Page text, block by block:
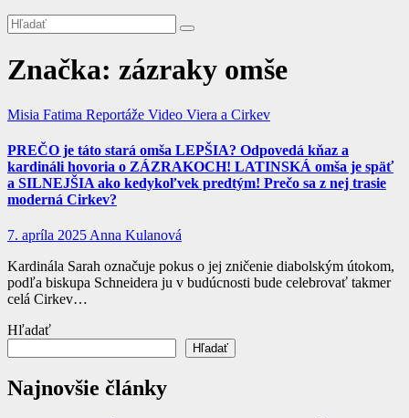
Značka: zázraky omše
Misia Fatima Reportáže Video Viera a Cirkev
PREČO je táto stará omša LEPŠIA? Odpovedá kňaz a
kardináli hovoria o ZÁZRAKOCH! LATINSKÁ omša je späť
a SILNEJŠIA ako kedykoľvek predtým! Prečo sa z nej trasie
moderná Cirkev?
7. apríla 2025Anna Kulanová
Kardinála Sarah označuje pokus o jej zničenie diabolským útokom,
podľa biskupa Schneidera ju v budúcnosti bude celebrovať takmer
celá Cirkev…
Hľadať
Hľadať
Najnovšie články